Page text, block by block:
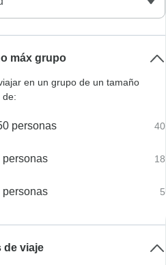
máx grupo
en un grupo de un tamaño
de:
personas 40
personas 18
personas 5
de viaje